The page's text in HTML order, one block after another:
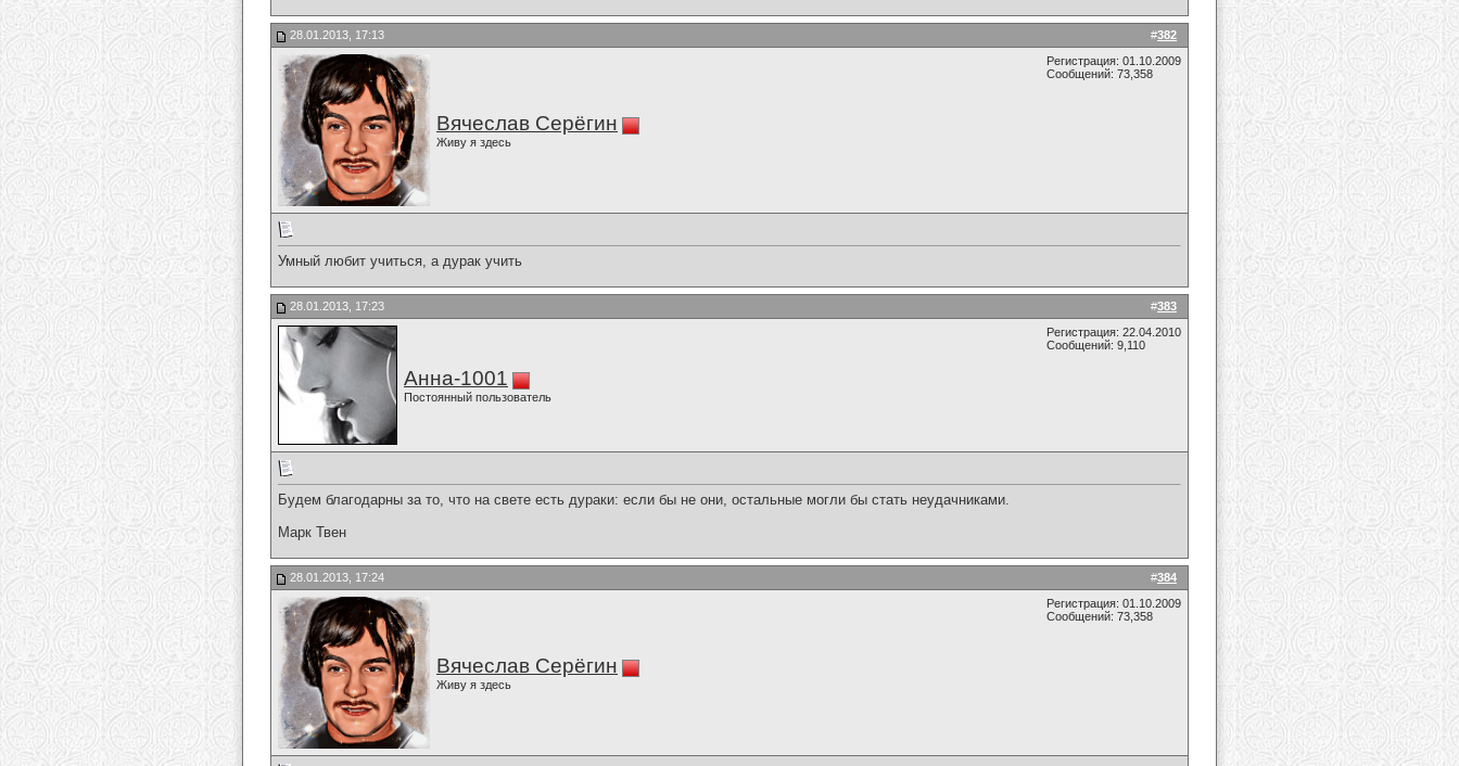
#382
28.01.2013, 17:13
Вячеслав Серёгин
Живу я здесь
Регистрация: 01.10.2009
Сообщений: 73,358
Умный любит учиться, а дурак учить
#383
28.01.2013, 17:23
Анна-1001
Постоянный пользователь
Регистрация: 22.04.2010
Сообщений: 9,110
Будем благодарны за то, что на свете есть дураки: если бы не они, остальные могли бы стать неудачниками.
Марк Твен
#384
28.01.2013, 17:24
Вячеслав Серёгин
Живу я здесь
Регистрация: 01.10.2009
Сообщений: 73,358